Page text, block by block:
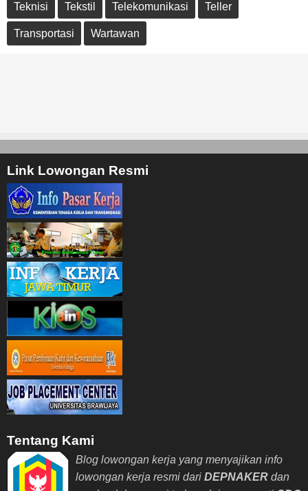
Teknisi Tekstil Telekomunikasi Teller
Transportasi Wartawan
Link Lowongan Resmi
Tentang Kami
Blog lowongan kerja yang menyajikan info
lowongan kerja resmi dari DEPNAKER dan